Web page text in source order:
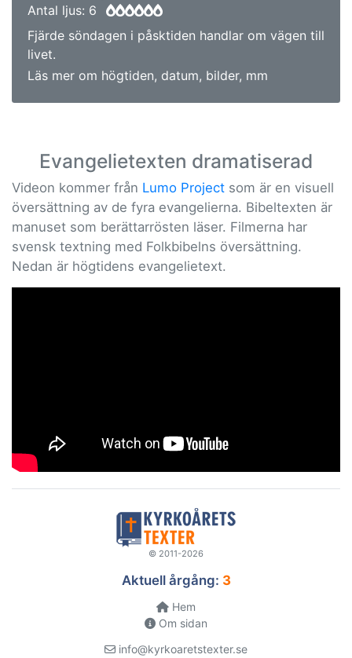
Antal ljus: 6
Fjärde söndagen i påsktiden handlar om vägen till
livet.
Läs mer om högtiden, datum, bilder, mm
Evangelietexten dramatiserad
Videon kommer från Lumo Project som är en visuell
översättning av de fyra evangelierna. Bibeltexten är
manuset som berättarrösten läser. Filmerna har
svensk textning med Folkbibelns översättning.
Nedan är högtidens evangelietext.
© 2011-2026
Aktuell årgång: 3
Hem
Om sidan
info@kyrkoaretstexter.se